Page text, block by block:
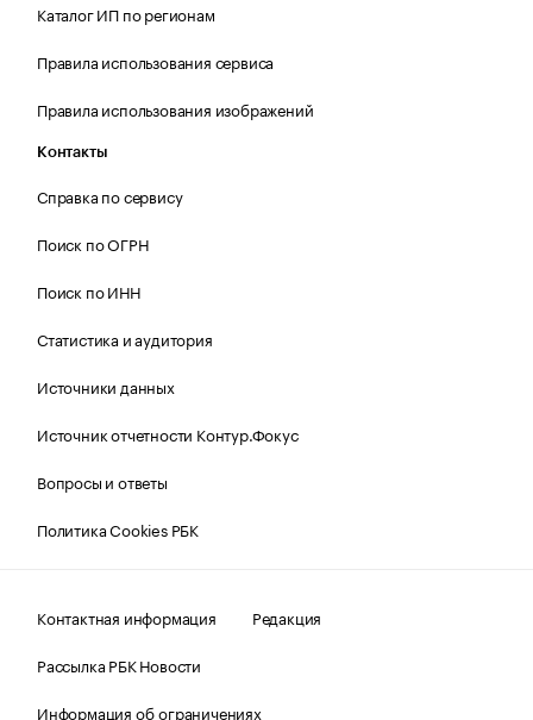
Каталог ИП по регионам
Правила использования сервиса
Правила использования изображений
Контакты
Справка по сервису
Поиск по ОГРН
Поиск по ИНН
Статистика и аудитория
Источники данных
Источник отчетности Контур.Фокус
Вопросы и ответы
Политика Cookies РБК
Контактная информация
Редакция
Рассылка РБК Новости
Информация об ограничениях